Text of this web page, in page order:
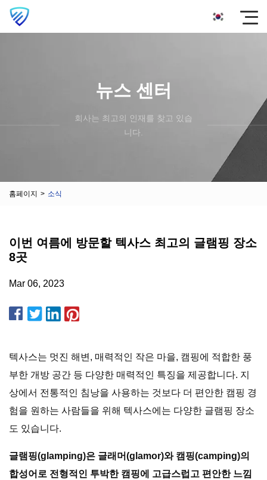
뉴스 센터
회사는 최고의 인재를 찾고 있습
니다.
홈페이지 > 소식
이번 여름에 방문할 텍사스 최고의 글램핑 장소
8곳
Mar 06, 2023
텍사스는 멋진 해변, 매력적인 작은 마을, 캠핑에 적합한 풍
부한 개방 공간 등 다양한 매력적인 특징을 제공합니다. 지
상에서 전통적인 침낭을 사용하는 것보다 더 편안한 캠핑 경
험을 원하는 사람들을 위해 텍사스에는 다양한 글램핑 장소
도 있습니다.
글램핑(glamping)은 글래머(glamor)와 캠핑(camping)의
합성어로 전형적인 투박한 캠핑에 고급스럽고 편안한 느낌